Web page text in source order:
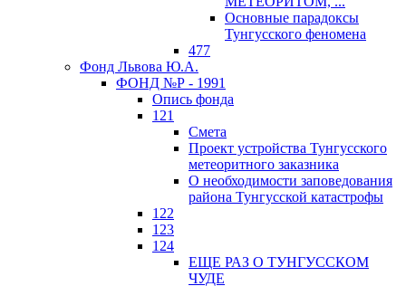
Основные парадоксы
Тунгусского феномена
477
Фонд Львова Ю.А.
ФОНД №Р - 1991
Опись фонда
121
Смета
Проект устройства Тунгусского
метеоритного заказника
О необходимости заповедования
района Тунгусской катастрофы
122
123
124
ЕЩЕ РАЗ О ТУНГУССКОМ
ЧУДЕ